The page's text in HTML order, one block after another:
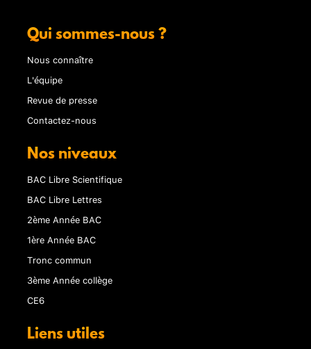
Qui sommes-nous ?
Nous connaître
L'équipe
Revue de presse
Contactez-nous
Nos niveaux
BAC Libre Scientifique
BAC Libre Lettres
2ème Année BAC
1ère Année BAC
Tronc commun
3ème Année collège
CE6
Liens utiles